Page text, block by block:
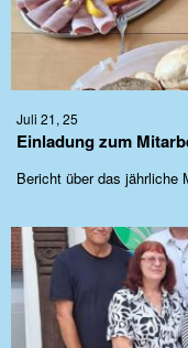
Juli 21, 25
Einladung zum
Bericht über das jährliche